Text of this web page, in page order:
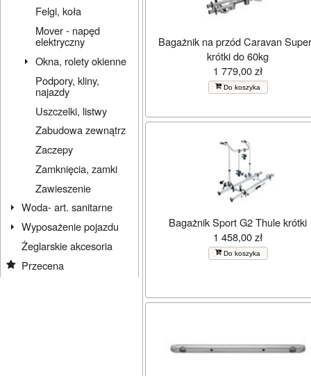
Felgi, koła
Mover - napęd
elektryczny
Okna, rolety okienne
Podpory, kliny,
najazdy
Uszczelki, listwy
Zabudowa zewnątrz
Zaczepy
Zamknięcia, zamki
Zawieszenie
Woda- art. sanitarne
Wyposażenie pojazdu
Żeglarskie akcesoria
Przecena
Bagażnik na przód Caravan
krótki do 60kg
1 779,00 zł
Do koszyka
Bagażnik Sport G2 Thule krótki
1 458,00 zł
Do koszyka